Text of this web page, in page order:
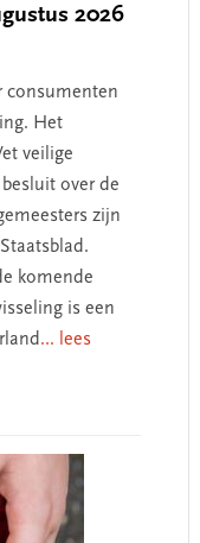
2026
consumenten
Het
veilige
over de
zijn
komende
is een
... lees